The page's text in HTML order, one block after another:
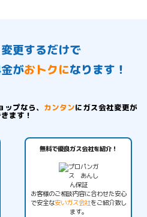
更するだけで
がおトクになります！
プなら、 カンタンにガス会社変更が
ます！
無料で優良ガス会社を紹介！
お客様のご相談内容に合わせた安心
で安全な安いガス会社をご紹介致し
ます。